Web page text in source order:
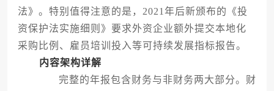
法》。特别值得注意的是，2021年后新颁布的《投
资保护法实施细则》要求外资企业额外提交本地化
采购比例、雇员培训投入等可持续发展指标报告。
内容架构详解
完整的年报包含财务与非财务两大部分。财